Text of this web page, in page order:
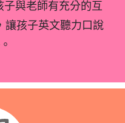
與老師有充分的互
讓孩子英文聽力口說